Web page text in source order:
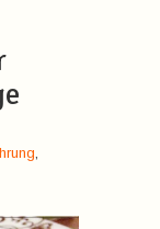
,